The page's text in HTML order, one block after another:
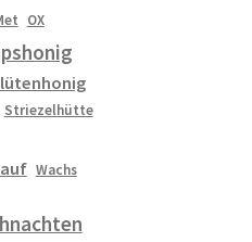
OX
Striezelhütte
Wachs